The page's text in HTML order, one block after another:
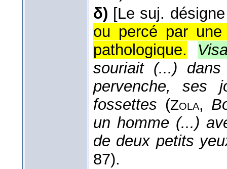
δ) [Le suj.
ou percé par
pathologique.
souriait (...)
pervenche, ses
fossettes (Zola,
un homme (...)
de deux petits
87).